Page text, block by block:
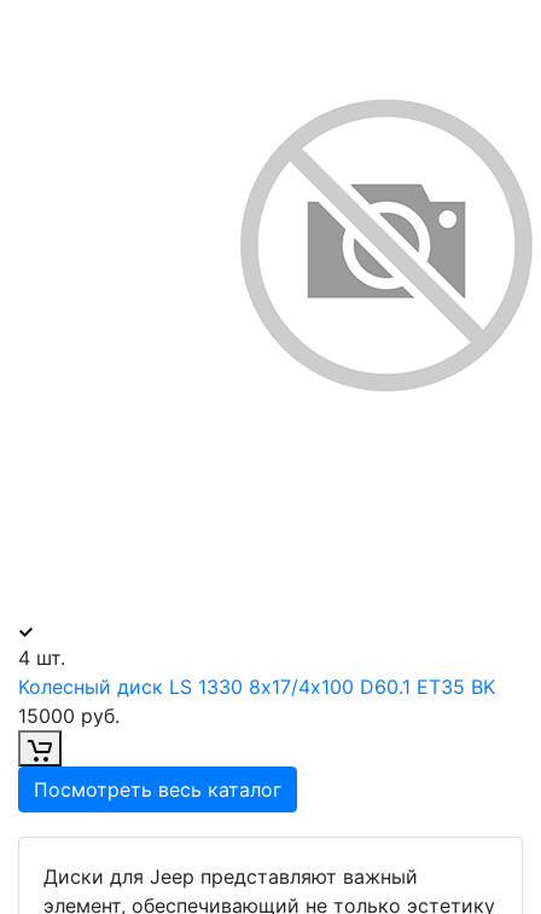
4 шт.
Колесный диск LS 1330 8х17/4х100 D60.1 ET35 BK
15000 руб.
Посмотреть весь каталог
Диски для Jeep представляют важный
элемент, обеспечивающий не только эстетику